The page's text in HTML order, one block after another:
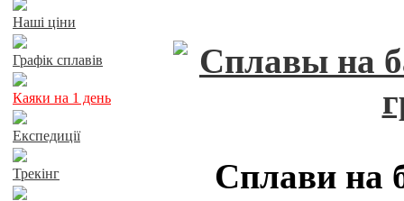
Наші ціни
Графік сплавів
Каяки на 1 день
Експедиції
Трекінг Сплави на